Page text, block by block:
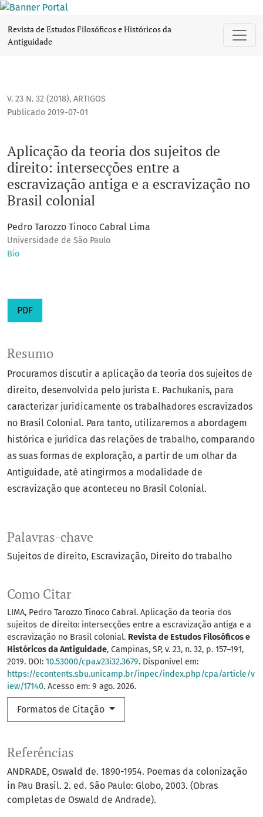
Revista de Estudos Filosóficos e Históricos da
Antiguidade
V. 23 N. 32 (2018), ARTIGOS
Aplicação da teoria dos sujeitos de
direito: intersecções entre a
escravização antiga e a escravização no
Brasil colonial
Publicado 2019-07-01
Pedro Tarozzo Tinoco Cabral Lima
Universidade de São Paulo
Bio
PDF
Palavras-chave
Sujeitos de direito Escravização Direito do trabalho
Como Citar
LIMA, Pedro Tarozzo Tinoco Cabral. Aplicação da teoria dos
sujeitos de direito: intersecções entre a escravização antiga e a
escravização no Brasil colonial. Revista de Estudos Filosóficos e
Históricos da Antiguidade, Campinas, SP, v. 23, n. 32, p. 157–191,
2019. DOI: 10.53000/cpa.v23i32.3679. Disponível em:
https://econtents.sbu.unicamp.br/inpec/index.php/cpa/article/v
iew/17140. Acesso em: 9 ago. 2026.
Formatos de Citação
Resumo
Procuramos discutir a aplicação da teoria dos sujeitos de
direito, desenvolvida pelo jurista E. Pachukanis, para
caracterizar juridicamente os trabalhadores escravizados
no Brasil Colonial. Para tanto, utilizaremos a abordagem
histórica e jurídica das relações de trabalho, comparando
as suas formas de exploração, a partir de um olhar da
Antiguidade, até atingirmos a modalidade de
escravização que aconteceu no Brasil Colonial.
Referências
ANDRADE, Oswald de. 1890-1954. Poemas da colonização
in Pau Brasil. 2. ed. São Paulo: Globo, 2003. (Obras
completas de Oswald de Andrade).